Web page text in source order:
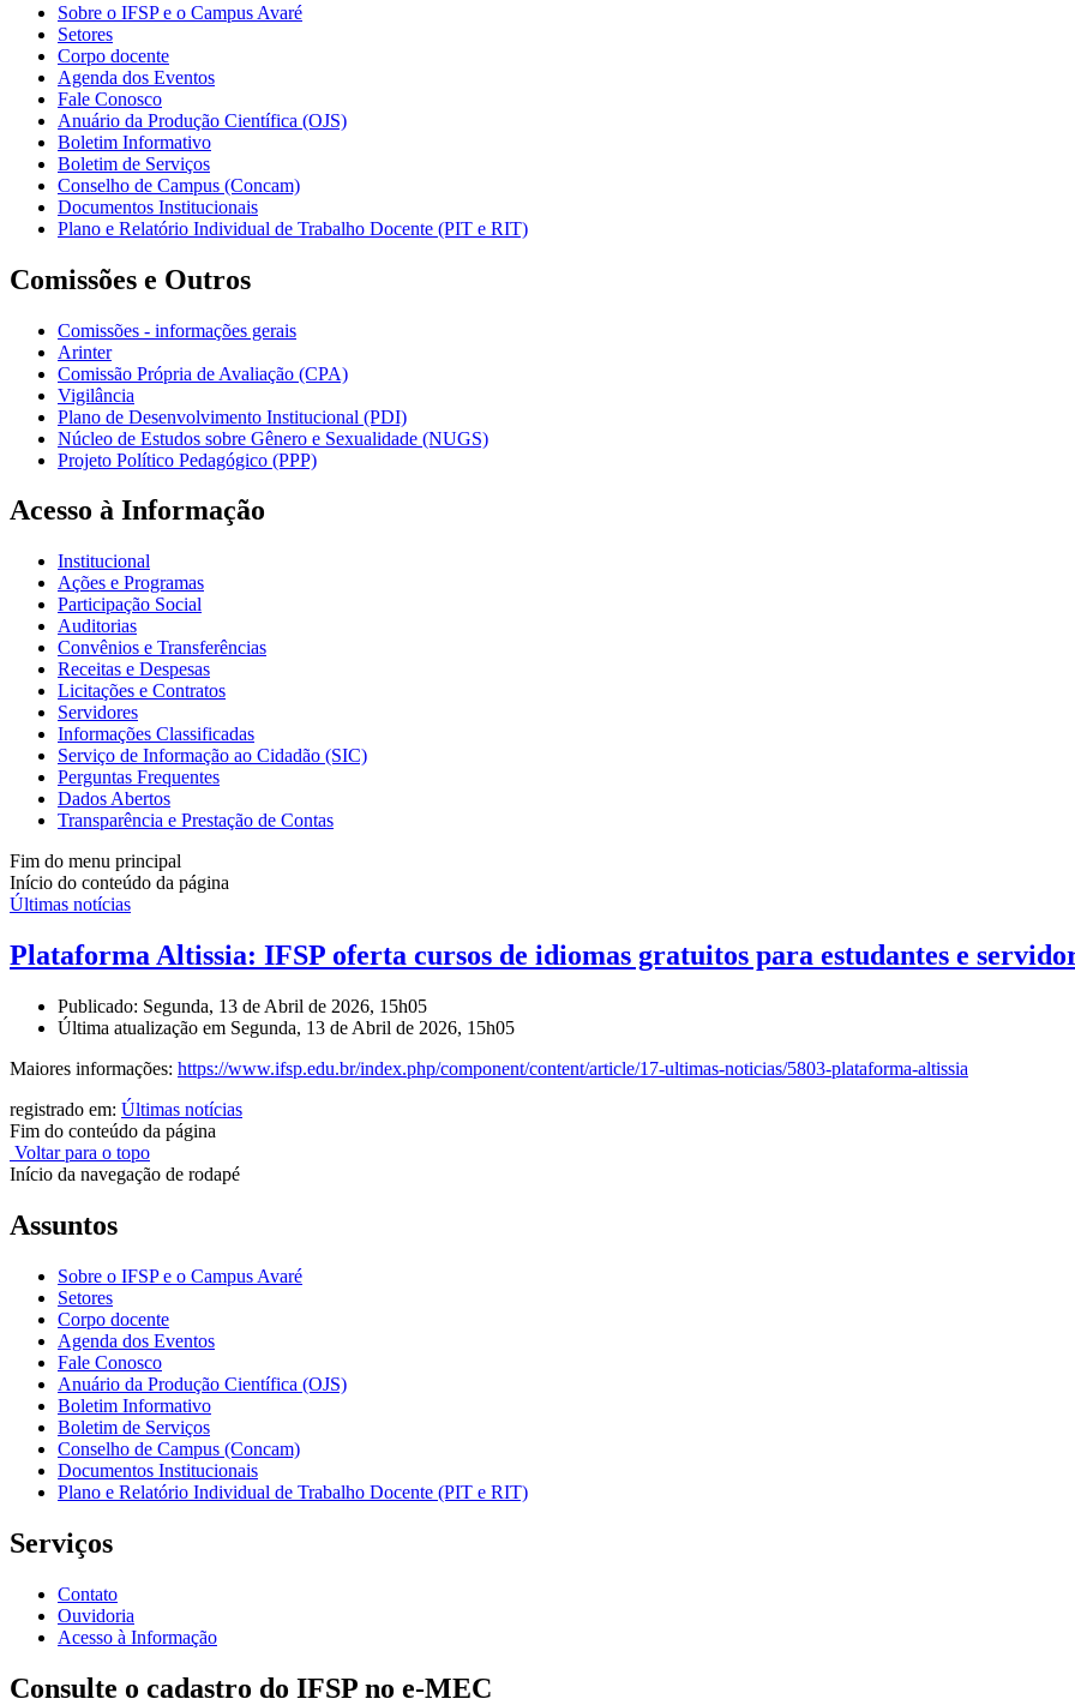
Sobre o IFSP e o Campus Avaré
Setores
Corpo docente
Agenda dos Eventos
Fale Conosco
Anuário da Produção Científica (OJS)
Boletim Informativo
Boletim de Serviços
Conselho de Campus (Concam)
Documentos Institucionais
Plano e Relatório Individual de Trabalho Docente (PIT e RIT)
Comissões e Outros
Comissões - informações gerais
Arinter
Comissão Própria de Avaliação (CPA)
Vigilância
Plano de Desenvolvimento Institucional (PDI)
Núcleo de Estudos sobre Gênero e Sexualidade (NUGS)
Projeto Político Pedagógico (PPP)
Acesso à Informação
Institucional
Ações e Programas
Participação Social
Auditorias
Convênios e Transferências
Receitas e Despesas
Licitações e Contratos
Servidores
Informações Classificadas
Serviço de Informação ao Cidadão (SIC)
Perguntas Frequentes
Dados Abertos
Transparência e Prestação de Contas
Fim do menu principal
Início do conteúdo da página
Últimas notícias
Plataforma Altissia: IFSP oferta cursos de idiomas gratuitos para estudantes e
Publicado: Segunda, 13 de Abril de 2026, 15h05
Última atualização em Segunda, 13 de Abril de 2026, 15h05
Maiores informações: https://www.ifsp.edu.br/index.php/component/content/article/17-ultimas-noticias/5803-plataforma-altissia
registrado em: Últimas notícias
Fim do conteúdo da página
Voltar para o topo
Início da navegação de rodapé
Assuntos
Sobre o IFSP e o Campus Avaré
Setores
Corpo docente
Agenda dos Eventos
Fale Conosco
Anuário da Produção Científica (OJS)
Boletim Informativo
Boletim de Serviços
Conselho de Campus (Concam)
Documentos Institucionais
Plano e Relatório Individual de Trabalho Docente (PIT e RIT)
Serviços
Contato
Ouvidoria
Acesso à Informação
Consulte o cadastro do IFSP no e-MEC